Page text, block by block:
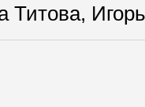
Титова,